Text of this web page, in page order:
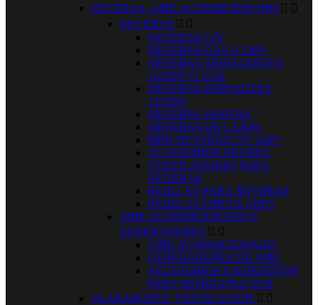
NEVERAS, AIRE ACONDICIONADO  
NEVERAS  
NEVERAS 12V
NEVERAS GAS O 220V
NEVERAS TRIVALENTES
12/220V O GAS
NEVERAS PORTATILES
12/220V
NEVERAS PASIVAS
NEVERAS DE CAJON
MINI NEVERAS 12V 220V
ACCESORIOS NEVERA
VENTILADORES PARA
NEVERAS
REJILLAS PARA NEVERAS
REJILLAS CIRCULARES
AIRE ACONDICIONADO Y
GENERADORES  
AIRE ACONDICIONADO
GENERADORES DE AIRE
ACCESORIOS Y REPUESTOS
PARA REFRIGERACION
CLARABOYAS, VENTILACION  